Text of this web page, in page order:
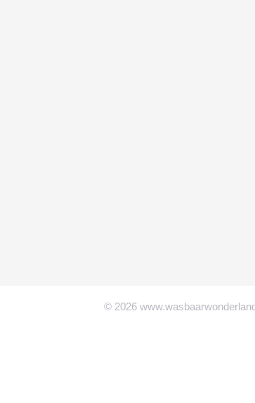
© 2026